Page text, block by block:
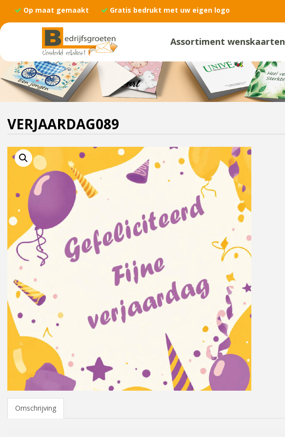
Op maat gemaakt Gratis bedrukt met uw eigen logo
Assortiment wenskaarten
VERJAARDAG089
Omschrijving